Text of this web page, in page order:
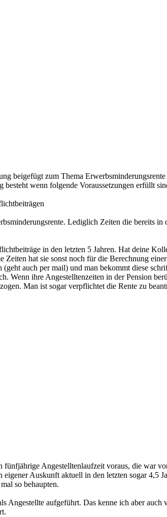
beigefügt zum Thema Erwerbsminderungsrente
wenn folgende Voraussetzungen erfüllt
Lediglich Zeiten die bereits
in den letzten 5 Jahren. Hat deine
hat sie sonst noch für die Berechnung
auch per mail) und man bekommt diese
Wenn ihre Angestelltenzeiten in der Pension
Man ist sogar verpflichtet die Rente zu
Angestelltenlaufzeit voraus, die war
Auskunft aktuell in den letzten sogar 4,5
so behaupten.
Angestellte aufgeführt. Das kenne ich aber